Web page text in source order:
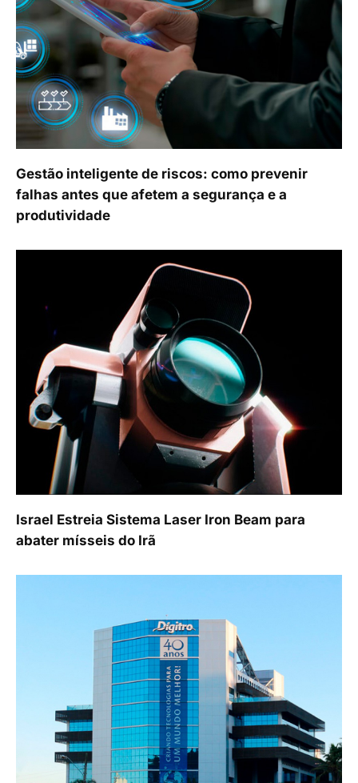
Gestão inteligente de riscos: como prevenir
falhas antes que afetem a segurança e a
produtividade
Israel Estreia Sistema Laser Iron Beam para
abater mísseis do Irã